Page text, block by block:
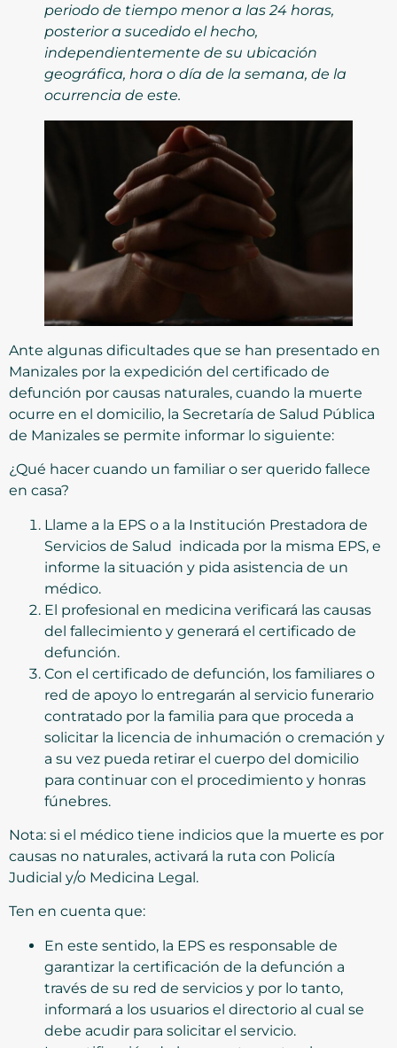
periodo de tiempo menor a las 24 horas,
posterior a sucedido el hecho,
independientemente de su ubicación
geográfica, hora o día de la semana, de la
ocurrencia de este.
Ante algunas dificultades que se han presentado en
Manizales por la expedición del certificado de
defunción por causas naturales, cuando la muerte
ocurre en el domicilio, la Secretaría de Salud Pública
de Manizales se permite informar lo siguiente:
¿Qué hacer cuando un familiar o ser querido fallece
en casa?
Llame a la EPS o a la Institución Prestadora de
Servicios de Salud indicada por la misma EPS, e
informe la situación y pida asistencia de un
médico.
El profesional en medicina verificará las causas
del fallecimiento y generará el certificado de
defunción.
Con el certificado de defunción, los familiares o
red de apoyo lo entregarán al servicio funerario
contratado por la familia para que proceda a
solicitar la licencia de inhumación o cremación y
a su vez pueda retirar el cuerpo del domicilio
para continuar con el procedimiento y honras
fúnebres.
Nota: si el médico tiene indicios que la muerte es por
causas no naturales, activará la ruta con Policía
Judicial y/o Medicina Legal.
Ten en cuenta que:
En este sentido, la EPS es responsable de
garantizar la certificación de la defunción a
través de su red de servicios y por lo tanto,
informará a los usuarios el directorio al cual se
debe acudir para solicitar el servicio.